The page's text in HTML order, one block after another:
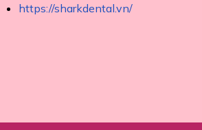
https://sharkdental.vn/